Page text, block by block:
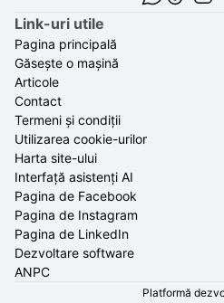
Link-uri utile
Pagina principală
Găsește o mașină
Articole
Contact
Termeni și condiții
Utilizarea cookie-urilor
Harta site-ului
Interfață asistenți AI
Pagina de Facebook
Pagina de Instagram
Pagina de LinkedIn
Dezvoltare software
ANPC
Platformă